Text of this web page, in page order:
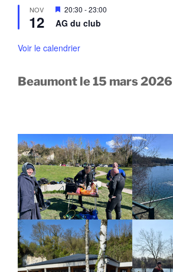
a
n
t
n
a
n
NOV
12
M
i
s
n
n
20:30 -23:00
AG du club
Voir le calendrier
Beaumont le 15 mars 2026